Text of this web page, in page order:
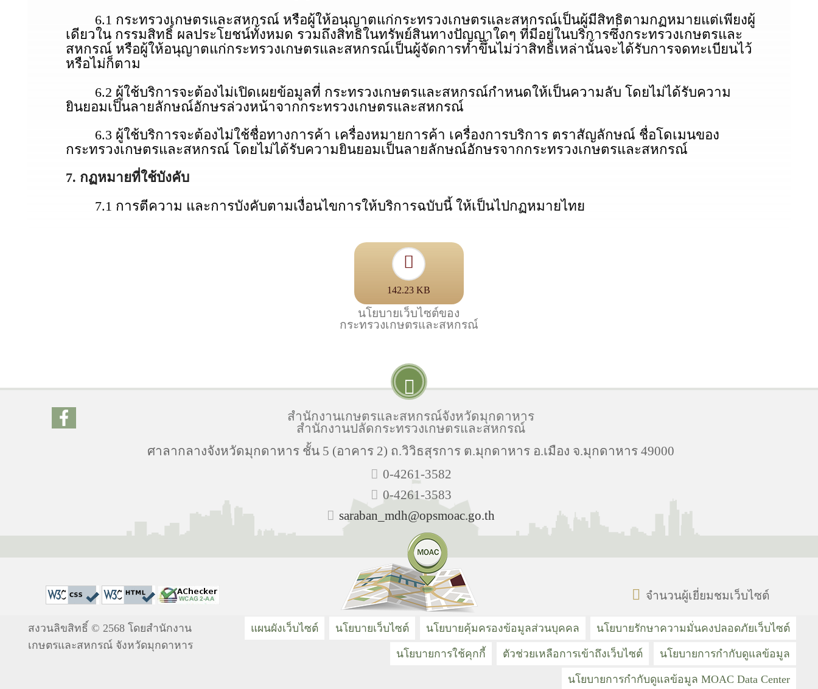
6.1 กระทรวงเกษตรและสหกรณ์ หรือผู้ให้อนุญาตแก่กระทรวงเกษตรและสหกรณ์เป็นผู้มีสิทธิตามกฏหมายแต่เพียงผู้
เดียวใน กรรมสิทธิ์ ผลประโยชน์ทั้งหมด รวมถึงสิทธิในทรัพย์สินทางปัญญาใดๆ ที่มีอยู่ในบริการซึ่งกระทรวงเกษตรและ
สหกรณ์ หรือผู้ให้อนุญาตแก่กระทรวงเกษตรและสหกรณ์เป็นผู้จัดการทําขึ้นไม่ว่าสิทธิเหล่านั้นจะได้รับการจดทะเบียนไว้
หรือไม่ก็ตาม
6.2 ผู้ใช้บริการจะต้องไม่เปิดเผยข้อมูลที่ กระทรวงเกษตรและสหกรณ์กําหนดให้เป็นความลับ โดยไม่ได้รับความ
ยินยอมเป็นลายลักษณ์อักษรล่วงหน้าจากกระทรวงเกษตรและสหกรณ์
6.3 ผู้ใช้บริการจะต้องไม่ใช้ชื่อทางการค้า เครื่องหมายการค้า เครื่องการบริการ ตราสัญลักษณ์ ชื่อโดเมนของ
กระทรวงเกษตรและสหกรณ์ โดยไม่ได้รับความยินยอมเป็นลายลักษณ์อักษรจากกระทรวงเกษตรและสหกรณ์
7. กฏหมายที่ใช้บังคับ
7.1 การตีความ และการบังคับตามเงื่อนไขการให้บริการฉบับนี้ ให้เป็นไปกฏหมายไทย
142.23 KB
นโยบายเว็บไซต์ของ
กระทรวงเกษตรและสหกรณ์
สำนักงานเกษตรและสหกรณ์จังหวัดมุกดาหาร
สำนักงานปลัดกระทรวงเกษตรและสหกรณ์
ศาลากลางจังหวัดมุกดาหาร ชั้น 5 (อาคาร 2) ถ.วิวิธสุรการ ต.มุกดาหาร อ.เมือง จ.มุกดาหาร 49000
0-4261-3582
0-4261-3583
saraban_mdh@opsmoac.go.th
จำนวนผู้เยี่ยมชมเว็บไซต์
สงวนลิขสิทธิ์ © 2568 โดยสำนักงาน
เกษตรและสหกรณ์ จังหวัดมุกดาหาร
แผนผังเว็บไซต์ นโยบายเว็บไซต์ นโยบายคุ้มครองข้อมูลส่วนบุคคล นโยบายรักษาความมั่นคงปลอดภัยเว็บไซต์
นโยบายการใช้คุกกี้ ตัวช่วยเหลือการเข้าถึงเว็บไซต์ นโยบายการกำกับดูแลข้อมูล
นโยบายการกำกับดูแลข้อมูล MOAC Data Center